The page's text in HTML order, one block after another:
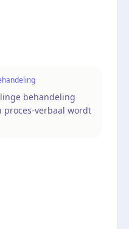
behandeling
proces-verbaal wordt